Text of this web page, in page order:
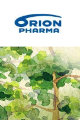
Siirry sisältöön